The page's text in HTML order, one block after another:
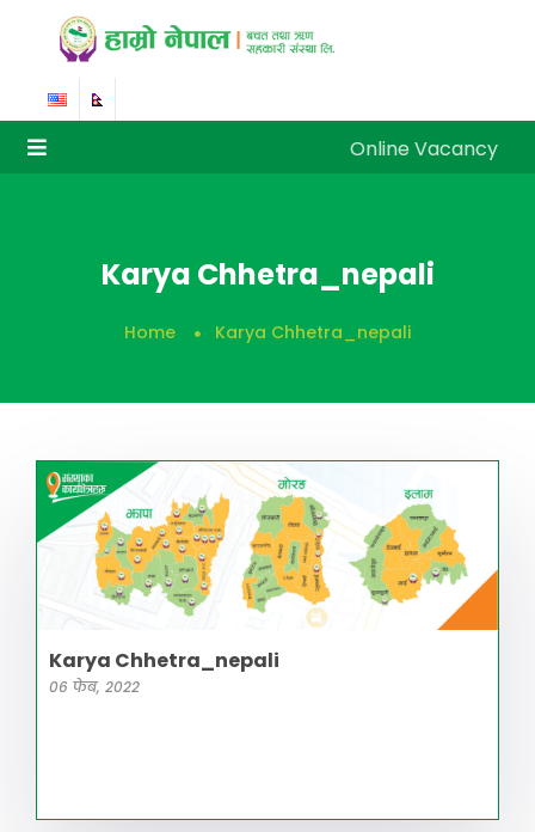
Online Vacancy
Online Vacancy
Karya Chhetra_nepali
Home Karya Chhetra_nepali
Karya Chhetra_nepali
06 फेब, 2022